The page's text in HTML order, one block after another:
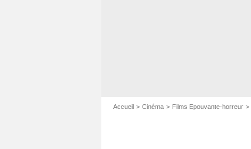
Accueil Cinéma Films Epouvante-horreur